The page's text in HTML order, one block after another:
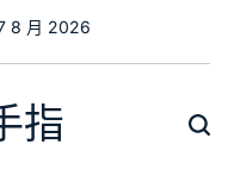
8 月 2026
指